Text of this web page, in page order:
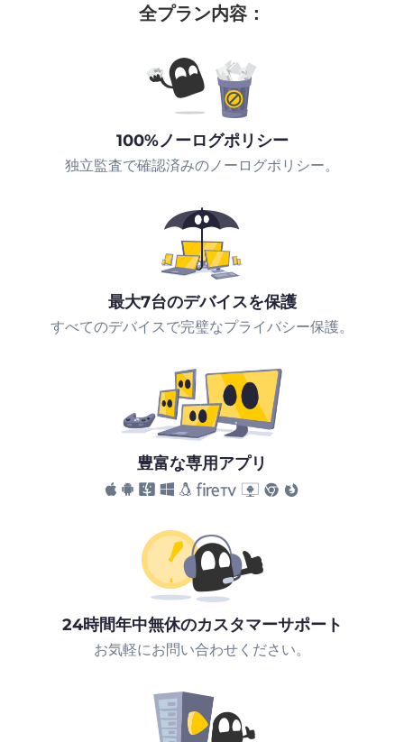
全プラン内容：
100%ノーログポリシー
独立監査で確認済みのノーログポリシー。
最大7台のデバイスを保護
すべてのデバイスで完璧なプライバシー保護。
豊富な専用アプリ
24時間年中無休のカスタマーサポート
お気軽にお問い合わせください。